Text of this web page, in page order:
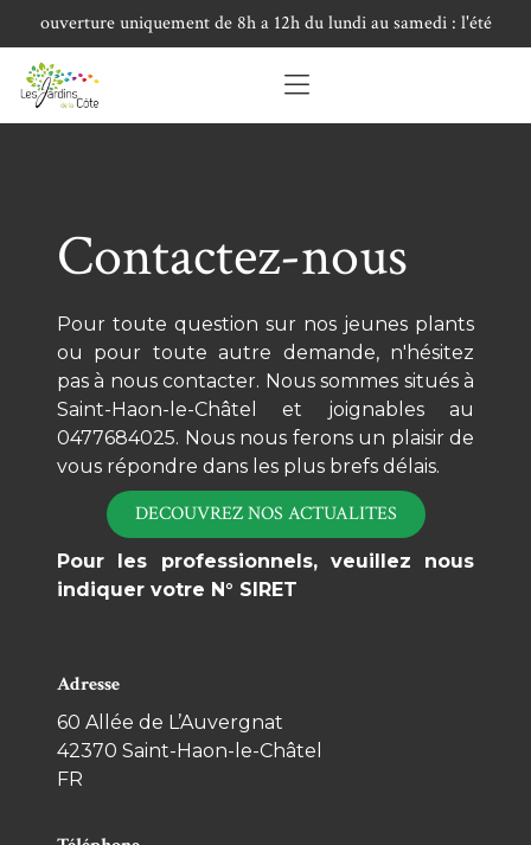
ouverture uniquement de 8h a 12h du lundi au samedi : l'été
Contactez-nous
Pour toute question sur nos jeunes plants
ou pour toute autre demande, n'hésitez
pas à nous contacter. Nous sommes situés à
Saint-Haon-le-Châtel et joignables au
0477684025. Nous nous ferons un plaisir de
vous répondre dans les plus brefs délais.
DECOUVREZ NOS ACTUALITES
Pour les professionnels, veuillez nous
indiquer votre N° SIRET
Adresse
60 Allée de L’Auvergnat
42370 Saint-Haon-le-Châtel
FR